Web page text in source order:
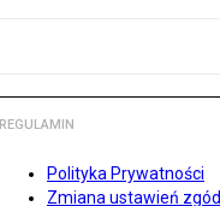
REGULAMIN
Polityka Prywatności
Zmiana ustawień zgód